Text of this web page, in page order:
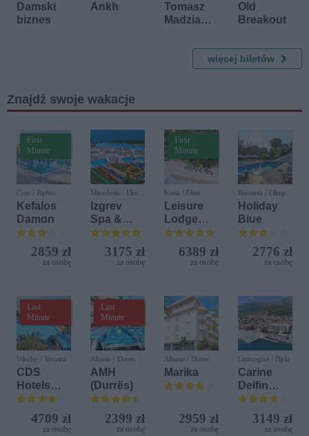
Damski
biznes
11 września 2026
Ankh 4 października 2026
Tomasz
Madzia
Experienc
Old
Breakout
więcej biletów
Znajdź swoje wakacje
First
Minute
Cypr / Paphos
Kefalos
Damon
2859 zł
za osobę
Macedonia / Elen
Kamen
Izgrev
Spa &
Aquapark
3175 zł
za osobę
First
Minute
Kenia / Diani
Leisure
Lodge
Beach &
Golf
Resort by
6389 zł
za osobę
Rumunia / Olimp
Holiday
Blue
2776 zł
za osobę
Last
Minute
Włochy / Terrasini
CDS
Hotels
Terrasini
(ex. Citta
del Mare)
4709 zł
za osobę
Last
Minute
Albania / Durres
AMH
(Durrës)
2399 zł
za osobę
Albania / Durres
Marika
2959 zł
za osobę
Czarnogóra / Bijela
Carine
Delfin
Bijela (ex.
Iberostar
Bijela
3149 zł
za osobę